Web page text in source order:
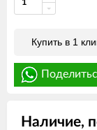
Купить в 1
Наличие,